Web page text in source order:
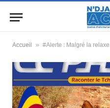
Accueil » #Alerte : Malgré la relaxe de son Directeur